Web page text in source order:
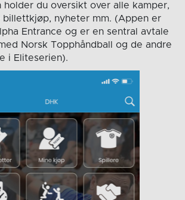
holder du oversikt over alle kamper,
billettkjøp, nyheter mm. (Appen er
Entrance og er en sentral avtale
Norsk Topphåndball og de andre
i Eliteserien).